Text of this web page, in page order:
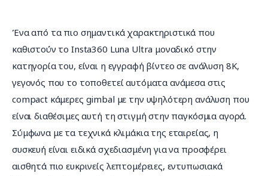
Ένα από τα πιο σημαντικά χαρακτηριστικά που
καθιστούν το Insta360 Luna Ultra μοναδικό στην
κατηγορία του, είναι η εγγραφή βίντεο σε ανάλυση 8K,
γεγονός που το τοποθετεί αυτόματα ανάμεσα στις
compact κάμερες gimbal με την υψηλότερη ανάλυση που
είναι διαθέσιμες αυτή τη στιγμή στην παγκόσμια αγορά.
Σύμφωνα με τα τεχνικά κλιμάκια της εταιρείας, η
συσκευή είναι ειδικά σχεδιασμένη για να προσφέρει
αισθητά πιο ευκρινείς λεπτομέρειες, εντυπωσιακά